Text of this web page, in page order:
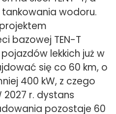
wodoru.
bazowej TEN-T
lekkich już w
się co 60 km, o
400 kW, z czego
2027 r. dystans
pozostaje 60